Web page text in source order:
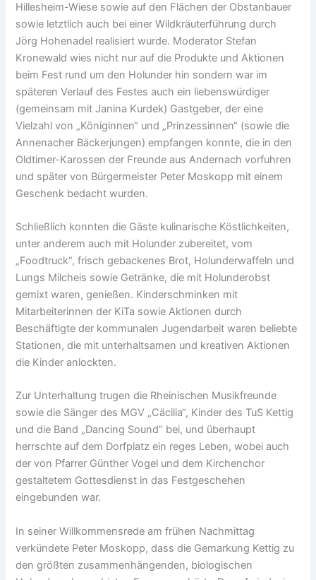
Hillesheim-Wiese sowie auf den Flächen der Obstanbauer
sowie letztlich auch bei einer Wildkräuterführung durch
Jörg Hohenadel realisiert wurde. Moderator Stefan
Kronewald wies nicht nur auf die Produkte und Aktionen
beim Fest rund um den Holunder hin sondern war im
späteren Verlauf des Festes auch ein liebenswürdiger
(gemeinsam mit Janina Kurdek) Gastgeber, der eine
Vielzahl von „Königinnen“ und „Prinzessinnen“ (sowie die
Annenacher Bäckerjungen) empfangen konnte, die in den
Oldtimer-Karossen der Freunde aus Andernach vorfuhren
und später von Bürgermeister Peter Moskopp mit einem
Geschenk bedacht wurden.
Schließlich konnten die Gäste kulinarische Köstlichkeiten,
unter anderem auch mit Holunder zubereitet, vom
„Foodtruck“, frisch gebackenes Brot, Holunderwaffeln und
Lungs Milcheis sowie Getränke, die mit Holunderobst
gemixt waren, genießen. Kinderschminken mit
Mitarbeiterinnen der KiTa sowie Aktionen durch
Beschäftigte der kommunalen Jugendarbeit waren beliebte
Stationen, die mit unterhaltsamen und kreativen Aktionen
die Kinder anlockten.
Zur Unterhaltung trugen die Rheinischen Musikfreunde
sowie die Sänger des MGV „Cäcilia“, Kinder des TuS Kettig
und die Band „Dancing Sound“ bei, und überhaupt
herrschte auf dem Dorfplatz ein reges Leben, wobei auch
der von Pfarrer Günther Vogel und dem Kirchenchor
gestaltetem Gottesdienst in das Festgeschehen
eingebunden war.
In seiner Willkommensrede am frühen Nachmittag
verkündete Peter Moskopp, dass die Gemarkung Kettig zu
den größten zusammenhängenden, biologischen